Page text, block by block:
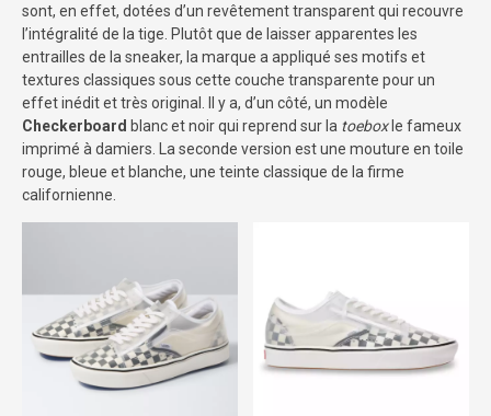
sont, en effet, dotées d’un revêtement transparent qui recouvre
l’intégralité de la tige. Plutôt que de laisser apparentes les
entrailles de la sneaker, la marque a appliqué ses motifs et
textures classiques sous cette couche transparente pour un
effet inédit et très original. Il y a, d’un côté, un modèle
Checkerboard blanc et noir qui reprend sur la toeboxle fameux
imprimé à damiers. La seconde version est une mouture en toile
rouge, bleue et blanche, une teinte classique de la firme
californienne.